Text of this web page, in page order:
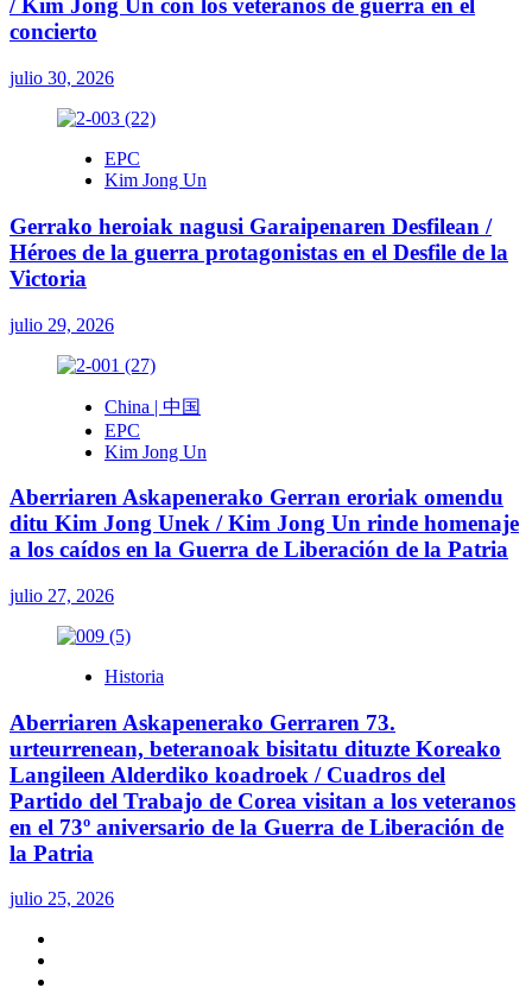
/ Kim Jong Un con los veteranos de guerra en el
concierto
julio 30, 2026
EPC
Kim Jong Un
Gerrako heroiak nagusi Garaipenaren Desfilean /
Héroes de la guerra protagonistas en el Desfile de la
Victoria
julio 29, 2026
China | 中国
EPC
Kim Jong Un
Aberriaren Askapenerako Gerran eroriak omendu
ditu Kim Jong Unek / Kim Jong Un rinde homenaje
a los caídos en la Guerra de Liberación de la Patria
julio 27, 2026
Historia
Aberriaren Askapenerako Gerraren 73.
urteurrenean, beteranoak bisitatu dituzte Koreako
Langileen Alderdiko koadroek / Cuadros del
Partido del Trabajo de Corea visitan a los veteranos
en el 73º aniversario de la Guerra de Liberación de
la Patria
julio 25, 2026